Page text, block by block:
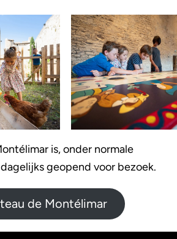
is, onder normale
geopend voor bezoek.
de Montélimar